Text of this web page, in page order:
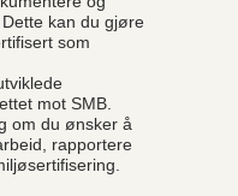
kan du gjøre
som
mot SMB.
om du ønsker å
rapportere